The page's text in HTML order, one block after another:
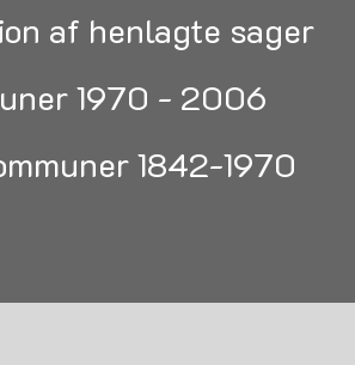
af henlagte sager
1970 - 2006
1842-1970